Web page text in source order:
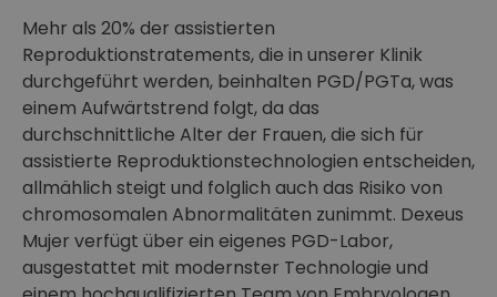
Mehr als 20% der assistierten
Reproduktionstratements, die in unserer Klinik
durchgeführt werden, beinhalten PGD/PGTa, was
einem Aufwärtstrend folgt, da das
durchschnittliche Alter der Frauen, die sich für
assistierte Reproduktionstechnologien entscheiden,
allmählich steigt und folglich auch das Risiko von
chromosomalen Abnormalitäten zunimmt. Dexeus
Mujer verfügt über ein eigenes PGD-Labor,
ausgestattet mit modernster Technologie und